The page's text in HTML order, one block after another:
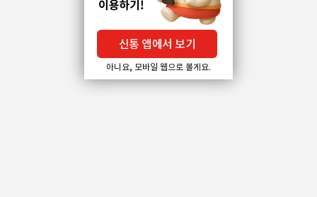
신통 앱에서 보기
아니요, 모바일 웹으로 볼게요.